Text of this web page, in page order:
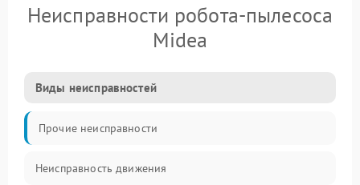
Неисправности робота-пылесоса
Midea
Виды неисправностей
Прочие неисправности
Неисправность движения